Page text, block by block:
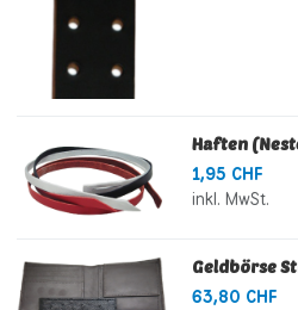
Haften
1,95 CHF
inkl. MwSt.
Geldbörse
63,80 CHF